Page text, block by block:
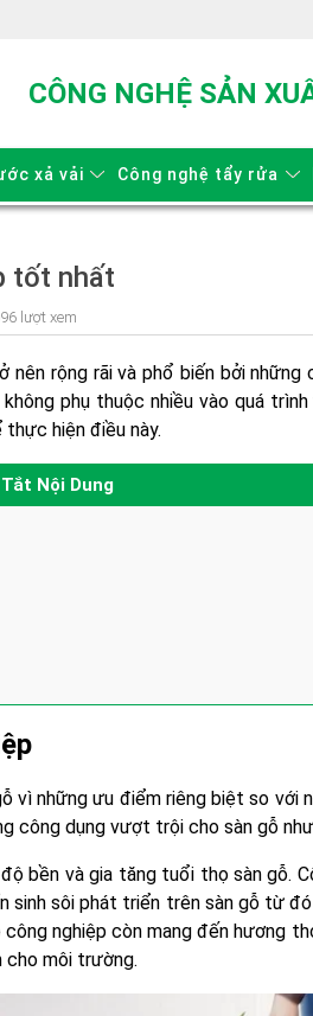
CÔNG NGHỆ SẢN
xả vải Công nghệ tẩy rửa
tốt nhất
lượt xem
rộng rãi và phổ biến bởi những
phụ thuộc nhiều vào quá trình
hiện điều này.
Nội Dung
vì những ưu điểm riêng biệt so với
công dụng vượt trội cho sàn gỗ
bền và gia tăng tuổi thọ sàn gỗ.
sinh sôi phát triển trên sàn gỗ từ
nghiệp còn mang đến hương
cho môi trường.